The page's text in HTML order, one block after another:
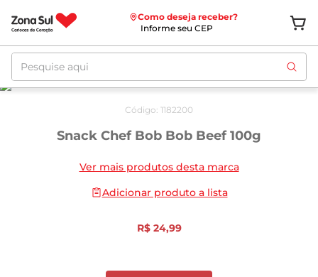
Como deseja receber?
Informe seu CEP
Pesquise aqui
Código: 1182200
Snack Chef Bob Bob Beef 100g
Ver mais produtos desta marca
Adicionar produto a lista
R$ 24,99